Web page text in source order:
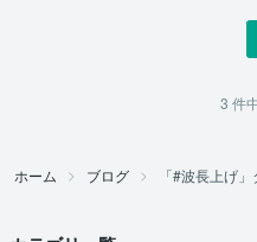
3 件
ホーム ブログ 「#波長上げ